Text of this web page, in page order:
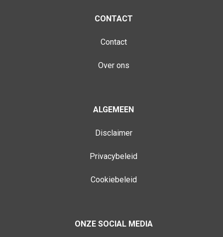
CONTACT
Contact
Over ons
ALGEMEEN
Disclaimer
Privacybeleid
Cookiebeleid
ONZE SOCIAL MEDIA